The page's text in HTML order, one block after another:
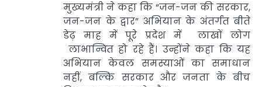
मुख्यमंत्री ने कहा कि “जन-जन की सरकार,
जन-जन के द्वार” अभियान के अंतर्गत बीते
डेढ़ माह में पूरे प्रदेश में लाखों लोग
लाभान्वित हो रहे हैं। उन्होंने कहा कि यह
अभियान केवल समस्याओं का समाधान
नहीं, बल्कि सरकार और जनता के बीच